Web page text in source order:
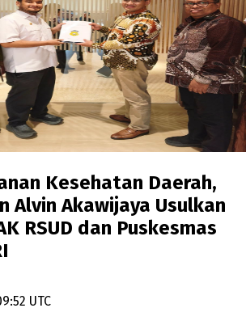
Kesehatan Daerah,
Alvin Akawijaya Usulkan
RSUD dan Puskesmas
UTC